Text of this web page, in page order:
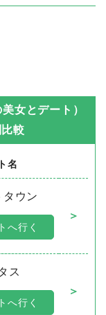
女とデート）
較
名
タウン
＞
へ行く
ス
＞
へ行く